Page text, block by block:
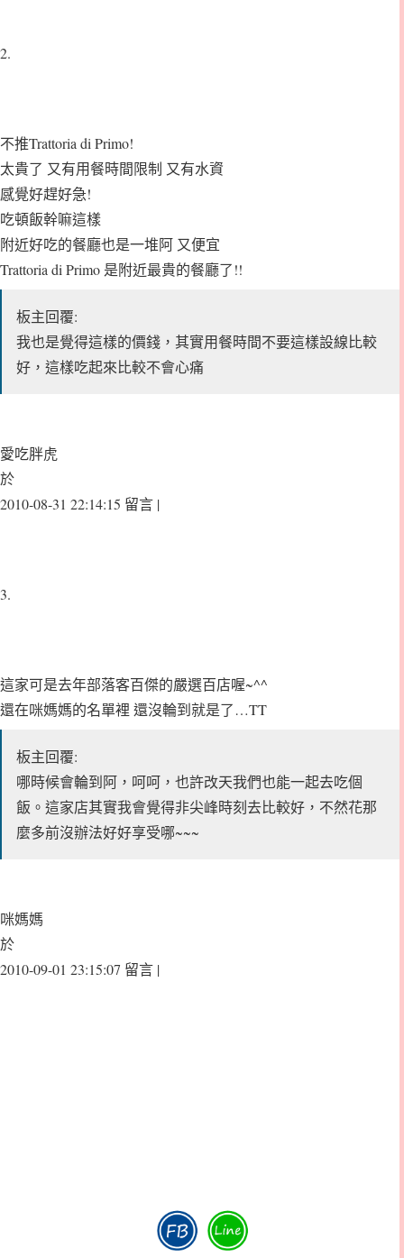
2.
不推Trattoria di Primo!
太貴了 又有用餐時間限制 又有水資
感覺好趕好急!
吃頓飯幹嘛這樣
附近好吃的餐廳也是一堆阿 又便宜
Trattoria di Primo 是附近最貴的餐廳了!!
板主回覆:
我也是覺得這樣的價錢，其實用餐時間不要這樣設線比較
好，這樣吃起來比較不會心痛
愛吃胖虎
於
2010-08-31 22:14:15 留言 |
3.
這家可是去年部落客百傑的嚴選百店喔~^^
還在咪媽媽的名單裡 還沒輪到就是了…TT
板主回覆:
哪時候會輪到阿，呵呵，也許改天我們也能一起去吃個
飯。這家店其實我會覺得非尖峰時刻去比較好，不然花那
麼多前沒辦法好好享受哪~~~
咪媽媽
於
2010-09-01 23:15:07 留言 |